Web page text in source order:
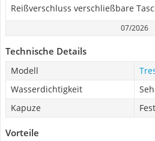
Reißverschluss verschließbare
07/2026
Technische Details
Modell
Wasserdichtigkeit
Kapuze
Vorteile